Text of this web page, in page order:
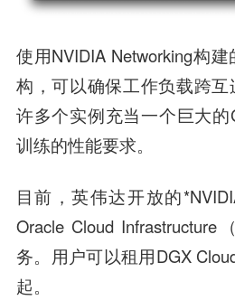
使用NVIDIA Networking构
构，可以确保工作负载跨
许多个实例充当一个巨大
训练的性能要求。
目前，英伟达开放的
Oracle Cloud
务。用户可以租用DGX
起。